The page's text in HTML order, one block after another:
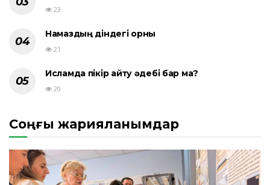
23
Намаздың діндегі орны
21
Исламда пікір айту әдебі бар ма?
20
Соңғы жарияланымдар